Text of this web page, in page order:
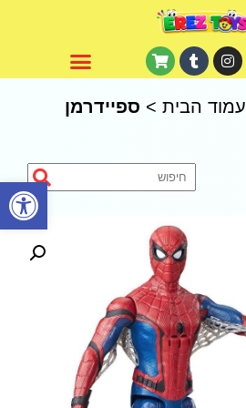
פתח סרגל נגישות
עמוד הבית > ספיידרמן